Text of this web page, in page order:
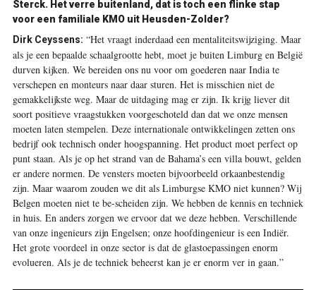
Sterck. Het verre buitenland, dat is toch een flinke stap
voor een familiale KMO uit Heusden-Zolder?
Dirk Ceyssens: “Het vraagt inderdaad een mentaliteitswijziging. Maar
als je een bepaalde schaalgrootte hebt, moet je buiten Limburg en België
durven kijken. We bereiden ons nu voor om goederen naar India te
verschepen en monteurs naar daar sturen. Het is misschien niet de
gemakkelijkste weg. Maar de uitdaging mag er zijn. Ik krijg liever dit
soort positieve vraagstukken voorgeschoteld dan dat we onze mensen
moeten laten stempelen. Deze internationale ontwikkelingen zetten ons
bedrijf ook technisch onder hoogspanning. Het product moet perfect op
punt staan. Als je op het strand van de Bahama’s een villa bouwt, gelden
er andere normen. De vensters moeten bijvoorbeeld orkaanbestendig
zijn. Maar waarom zouden we dit als Limburgse KMO niet kunnen? Wij
Belgen moeten niet te be-scheiden zijn. We hebben de kennis en techniek
in huis. En anders zorgen we ervoor dat we deze hebben. Verschillende
van onze ingenieurs zijn Engelsen; onze hoofdingenieur is een Indiër.
Het grote voordeel in onze sector is dat de glastoepassingen enorm
evolueren. Als je de techniek beheerst kan je er enorm ver in gaan.”